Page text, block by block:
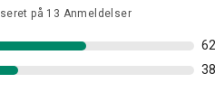
på 13 Anmeldelser